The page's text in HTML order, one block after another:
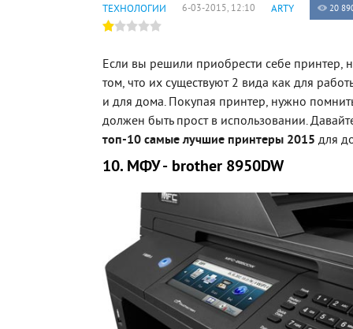
ТЕХНОЛОГИИ 6-03-2015, 12:10 ARTY 20
Если вы решили приобрести себе принтер,
том, что их существуют 2 вида как для
и для дома. Покупая принтер, нужно
должен быть прост в использовании.
топ-10 самые лучшие принтеры 2015 для
10. МФУ - brother 8950DW